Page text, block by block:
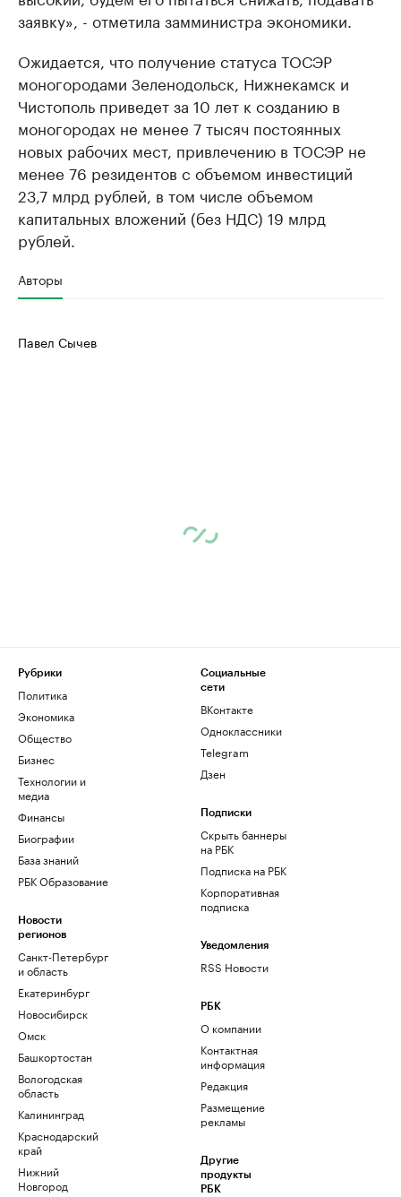
заявку», - отметила замминистра экономики.
Ожидается, что получение статуса ТОСЭР
моногородами Зеленодольск, Нижнекамск и
Чистополь приведет за 10 лет к созданию в
моногородах не менее 7 тысяч постоянных
новых рабочих мест, привлечению в ТОСЭР не
менее 76 резидентов с объемом инвестиций
23,7 млрд рублей, в том числе объемом
капитальных вложений (без НДС) 19 млрд
рублей.
Авторы
Павел Сычев
Рубрики
Политика
Экономика
Общество
Бизнес
Технологии и
медиа
Финансы
Биографии
База знаний
РБК Образование
Новости
регионов
Санкт-Петербург
и область
Екатеринбург
Новосибирск
Омск
Башкортостан
Вологодская
область
Калининград
Краснодарский
край
Нижний
Новгород
Социальные
сети
ВКонтакте
Одноклассники
Telegram
Дзен
Подписки
Скрыть баннеры
на РБК
Подписка на РБК
Корпоративная
подписка
Уведомления
RSS Новости
РБК
О компании
Контактная
информация
Редакция
Размещение
рекламы
Другие
продукты
РБК